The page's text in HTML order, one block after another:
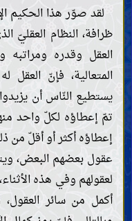
لقد صوّر هذا الحكيم
ظرافة، النظام العقليّ
العقل وقدره ومراتبه
المتعالية، فإنّ
يستطيع النّاس أن
تمّ إعطاؤه لكلّ واحد
إعطاؤه أكثر أو أقلّ من
عقول بعضهم البعض،
لعقولهم وفي هذه
أكمل من سائر العقول،